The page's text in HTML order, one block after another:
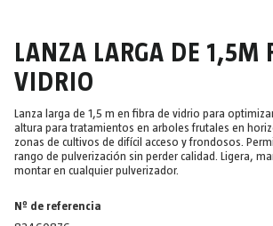
LANZA LARGA DE 1,5M
VIDRIO
Lanza larga de 1,5 m en fibra de vidrio para
altura para tratamientos en arboles frutales en
zonas de cultivos de difícil acceso y frondosos.
rango de pulverización sin perder calidad. Ligera,
montar en cualquier pulverizador.
Nº de referencia